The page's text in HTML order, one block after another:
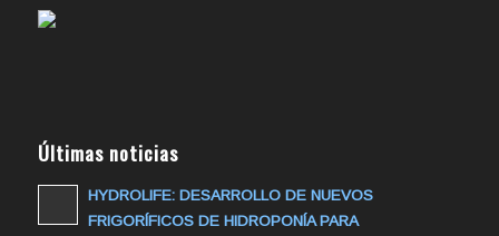
Últimas noticias
HYDROLIFE: DESARROLLO DE NUEVOS
FRIGORÍFICOS DE HIDROPONÍA PARA